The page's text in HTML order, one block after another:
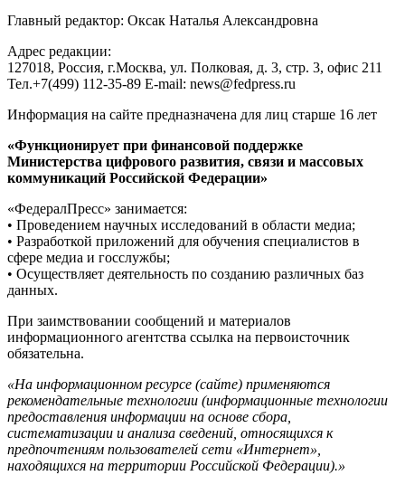
Главный редактор: Оксак Наталья Александровна
Адрес редакции:
127018, Россия, г.Москва, ул. Полковая, д. 3, стр. 3, офис 211
Тел.+7(499) 112-35-89 E-mail: news@fedpress.ru
Информация на сайте предназначена для лиц старше 16 лет
«Функционирует при финансовой поддержке
Министерства цифрового развития, связи и массовых
коммуникаций Российской Федерации»
«ФедералПресс» занимается:
• Проведением научных исследований в области медиа;
• Разработкой приложений для обучения специалистов в
сфере медиа и госслужбы;
• Осуществляет деятельность по созданию различных баз
данных.
При заимствовании сообщений и материалов
информационного агентства ссылка на первоисточник
обязательна.
«На информационном ресурсе (сайте) применяются
рекомендательные технологии (информационные технологии
предоставления информации на основе сбора,
систематизации и анализа сведений, относящихся к
предпочтениям пользователей сети «Интернет»,
находящихся на территории Российской Федерации).»